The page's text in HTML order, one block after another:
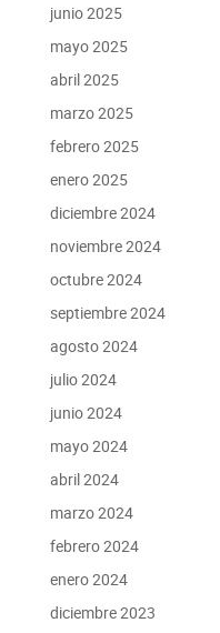
junio 2025
mayo 2025
abril 2025
marzo 2025
febrero 2025
enero 2025
diciembre 2024
noviembre 2024
octubre 2024
septiembre 2024
agosto 2024
julio 2024
junio 2024
mayo 2024
abril 2024
marzo 2024
febrero 2024
enero 2024
diciembre 2023